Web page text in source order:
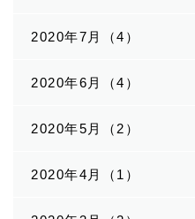
2020年7月（4）
2020年6月（4）
2020年5月（2）
2020年4月（1）